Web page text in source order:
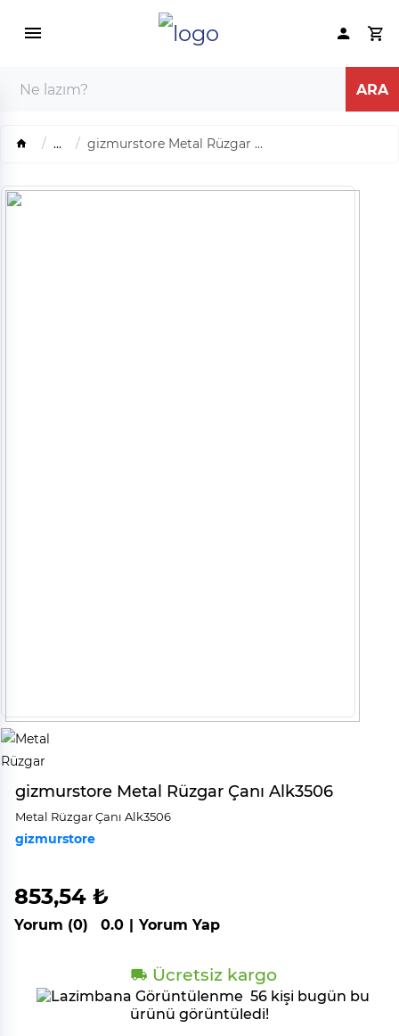
... gizmurstore Metal Rüzgar ...
gizmurstore Metal Rüzgar Çanı Alk3506
Metal Rüzgar Çanı Alk3506
gizmurstore
853,54 ₺
Yorum (0) 0.0 | Yorum Yap
Ücretsiz kargo
56 kişi bugün bu
ürünü görüntüledi!